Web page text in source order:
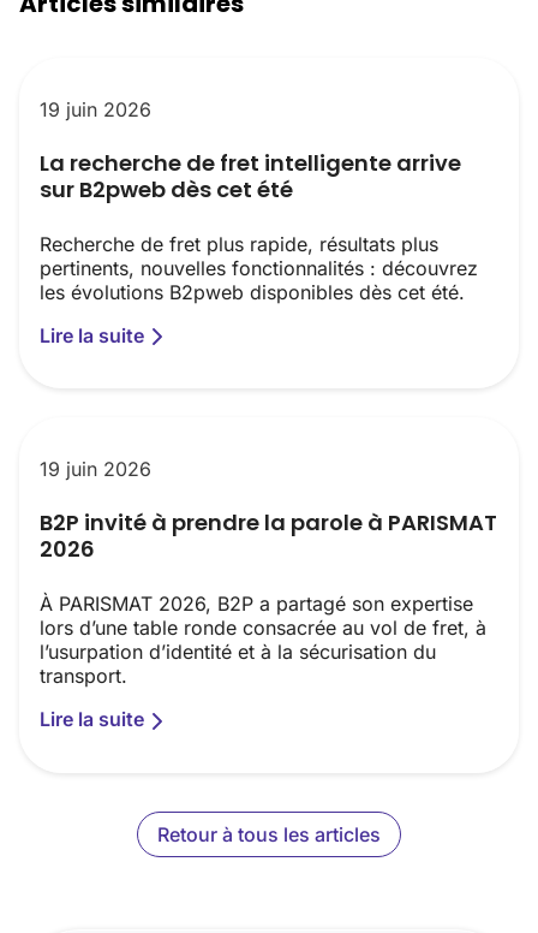
19 juin 2026
La recherche de fret intelligente arrive
sur B2pweb dès cet été
Recherche de fret plus rapide, résultats plus
pertinents, nouvelles fonctionnalités : découvrez
les évolutions B2pweb disponibles dès cet été.
Lire la suite
19 juin 2026
B2P invité à prendre la parole à PARISMAT
2026
À PARISMAT 2026, B2P a partagé son expertise
lors d’une table ronde consacrée au vol de fret, à
l’usurpation d’identité et à la sécurisation du
transport.
Lire la suite
Retour à tous les articles